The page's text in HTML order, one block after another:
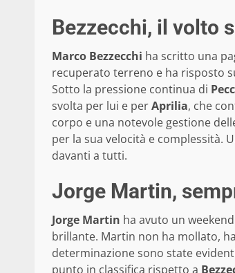
Bezzecchi, il volto
Marco Bezzecchi ha scritto una
recuperato terreno e ha risposto
Sotto la pressione continua di
svolta per lui e perAprilia, che
corpo e una notevole gestione
per la sua velocità e complessità.
davanti a tutti.
Jorge Martin,
Jorge Martin ha avuto un
brillante. Martin non ha mollato,
determinazione sono state
punto in classifica rispetto a